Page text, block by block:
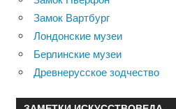
Замок Вартбург
Лондонские музеи
Берлинские музеи
Древнерусское зодчество